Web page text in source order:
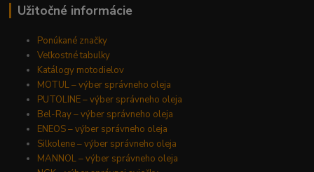
Užitočné informácie
Ponúkané značky
Veľkostné tabulky
Katálogy motodielov
MOTUL – výber správneho oleja
PUTOLINE – výber správneho oleja
Bel-Ray – výber správneho oleja
ENEOS – výber správneho oleja
Silkolene – výber správneho oleja
MANNOL – výber správneho oleja